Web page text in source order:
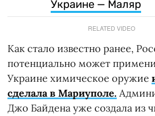
Украине — Маляр
RELATED VIDEO
Как стало известно ранее,
потенциально может
Украине химическое оружие
сделала в Мариуполе.
Джо Байдена уже создала из